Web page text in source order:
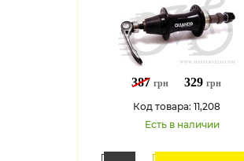
387 грн 329 грн
Код товара: 11,208
Есть в наличии